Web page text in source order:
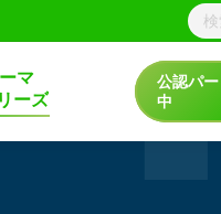
マ
ーズ
公認パ
中